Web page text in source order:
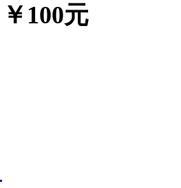
￥100元